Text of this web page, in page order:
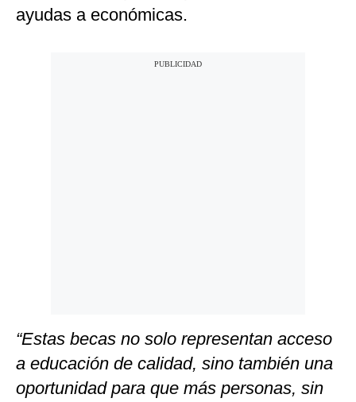
ayudas a económicas.
“Estas becas no solo representan acceso
a educación de calidad, sino también una
oportunidad para que más personas, sin